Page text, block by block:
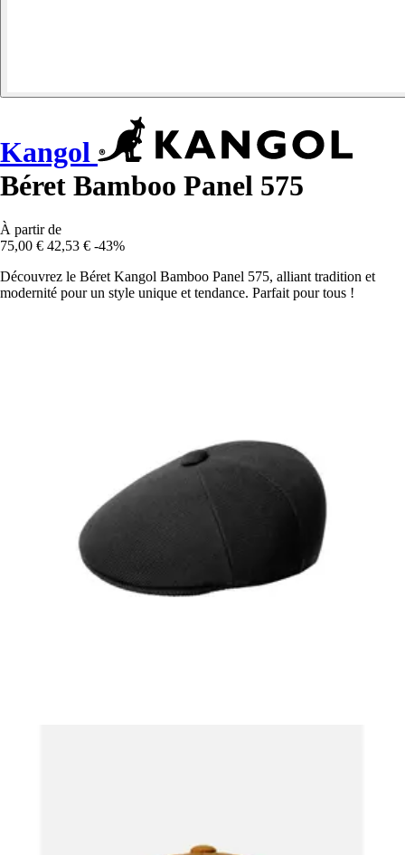
Kangol
Béret Bamboo Panel 575
À partir de
75,00 € 42,53 € -43%
Découvrez le Béret Kangol Bamboo Panel 575, alliant tradition et
modernité pour un style unique et tendance. Parfait pour tous !